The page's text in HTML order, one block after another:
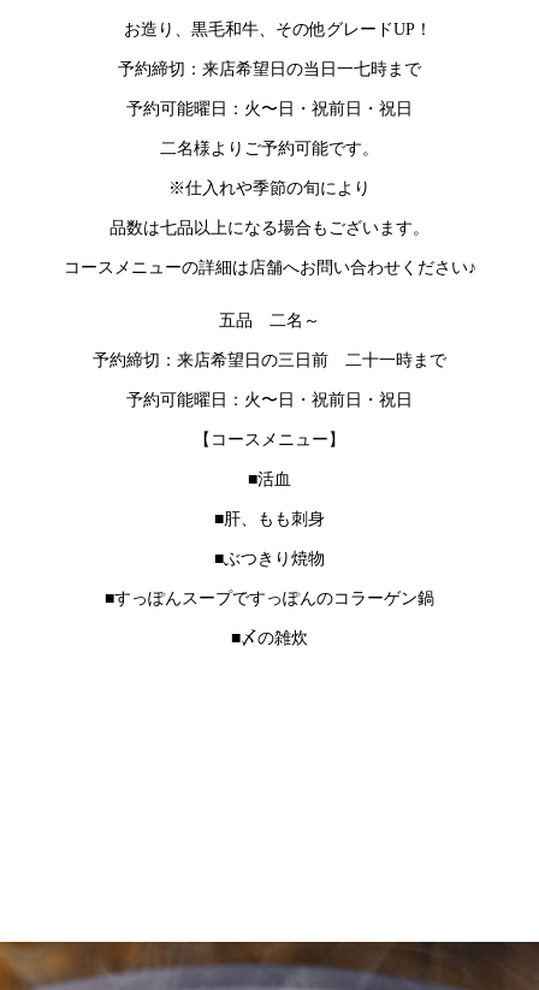
お造り、黒毛和牛、その他グレードUP！
予約締切：来店希望日の当日一七時まで
予約可能曜日：火〜日・祝前日・祝日
二名様よりご予約可能です。
※仕入れや季節の旬により
品数は七品以上になる場合もございます。
コースメニューの詳細は店舗へお問い合わせください♪
五品 二名～
予約締切：来店希望日の三日前 二十一時まで
予約可能曜日：火〜日・祝前日・祝日
【コースメニュー】
■活血
■肝、もも刺身
■ぶつきり焼物
■すっぽんスープですっぽんのコラーゲン鍋
■〆の雑炊